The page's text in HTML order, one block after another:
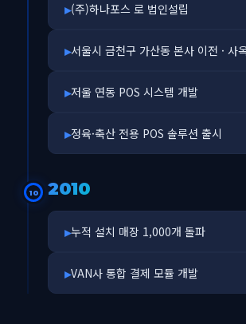
(주)하나포스 로 법인설립
서울시 금천구 가산동 본사 이전 · 사
저울 연동 POS 시스템 개발
정육·축산 전용 POS 솔루션 출시
10 2010
누적 설치 매장 1,000개 돌파
VAN사 통합 결제 모듈 개발